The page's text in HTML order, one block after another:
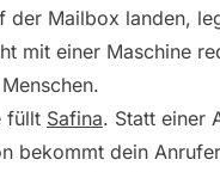
der Mailbox landen,
mit einer Maschine
füllt Safina. Statt einer
bekommt dein